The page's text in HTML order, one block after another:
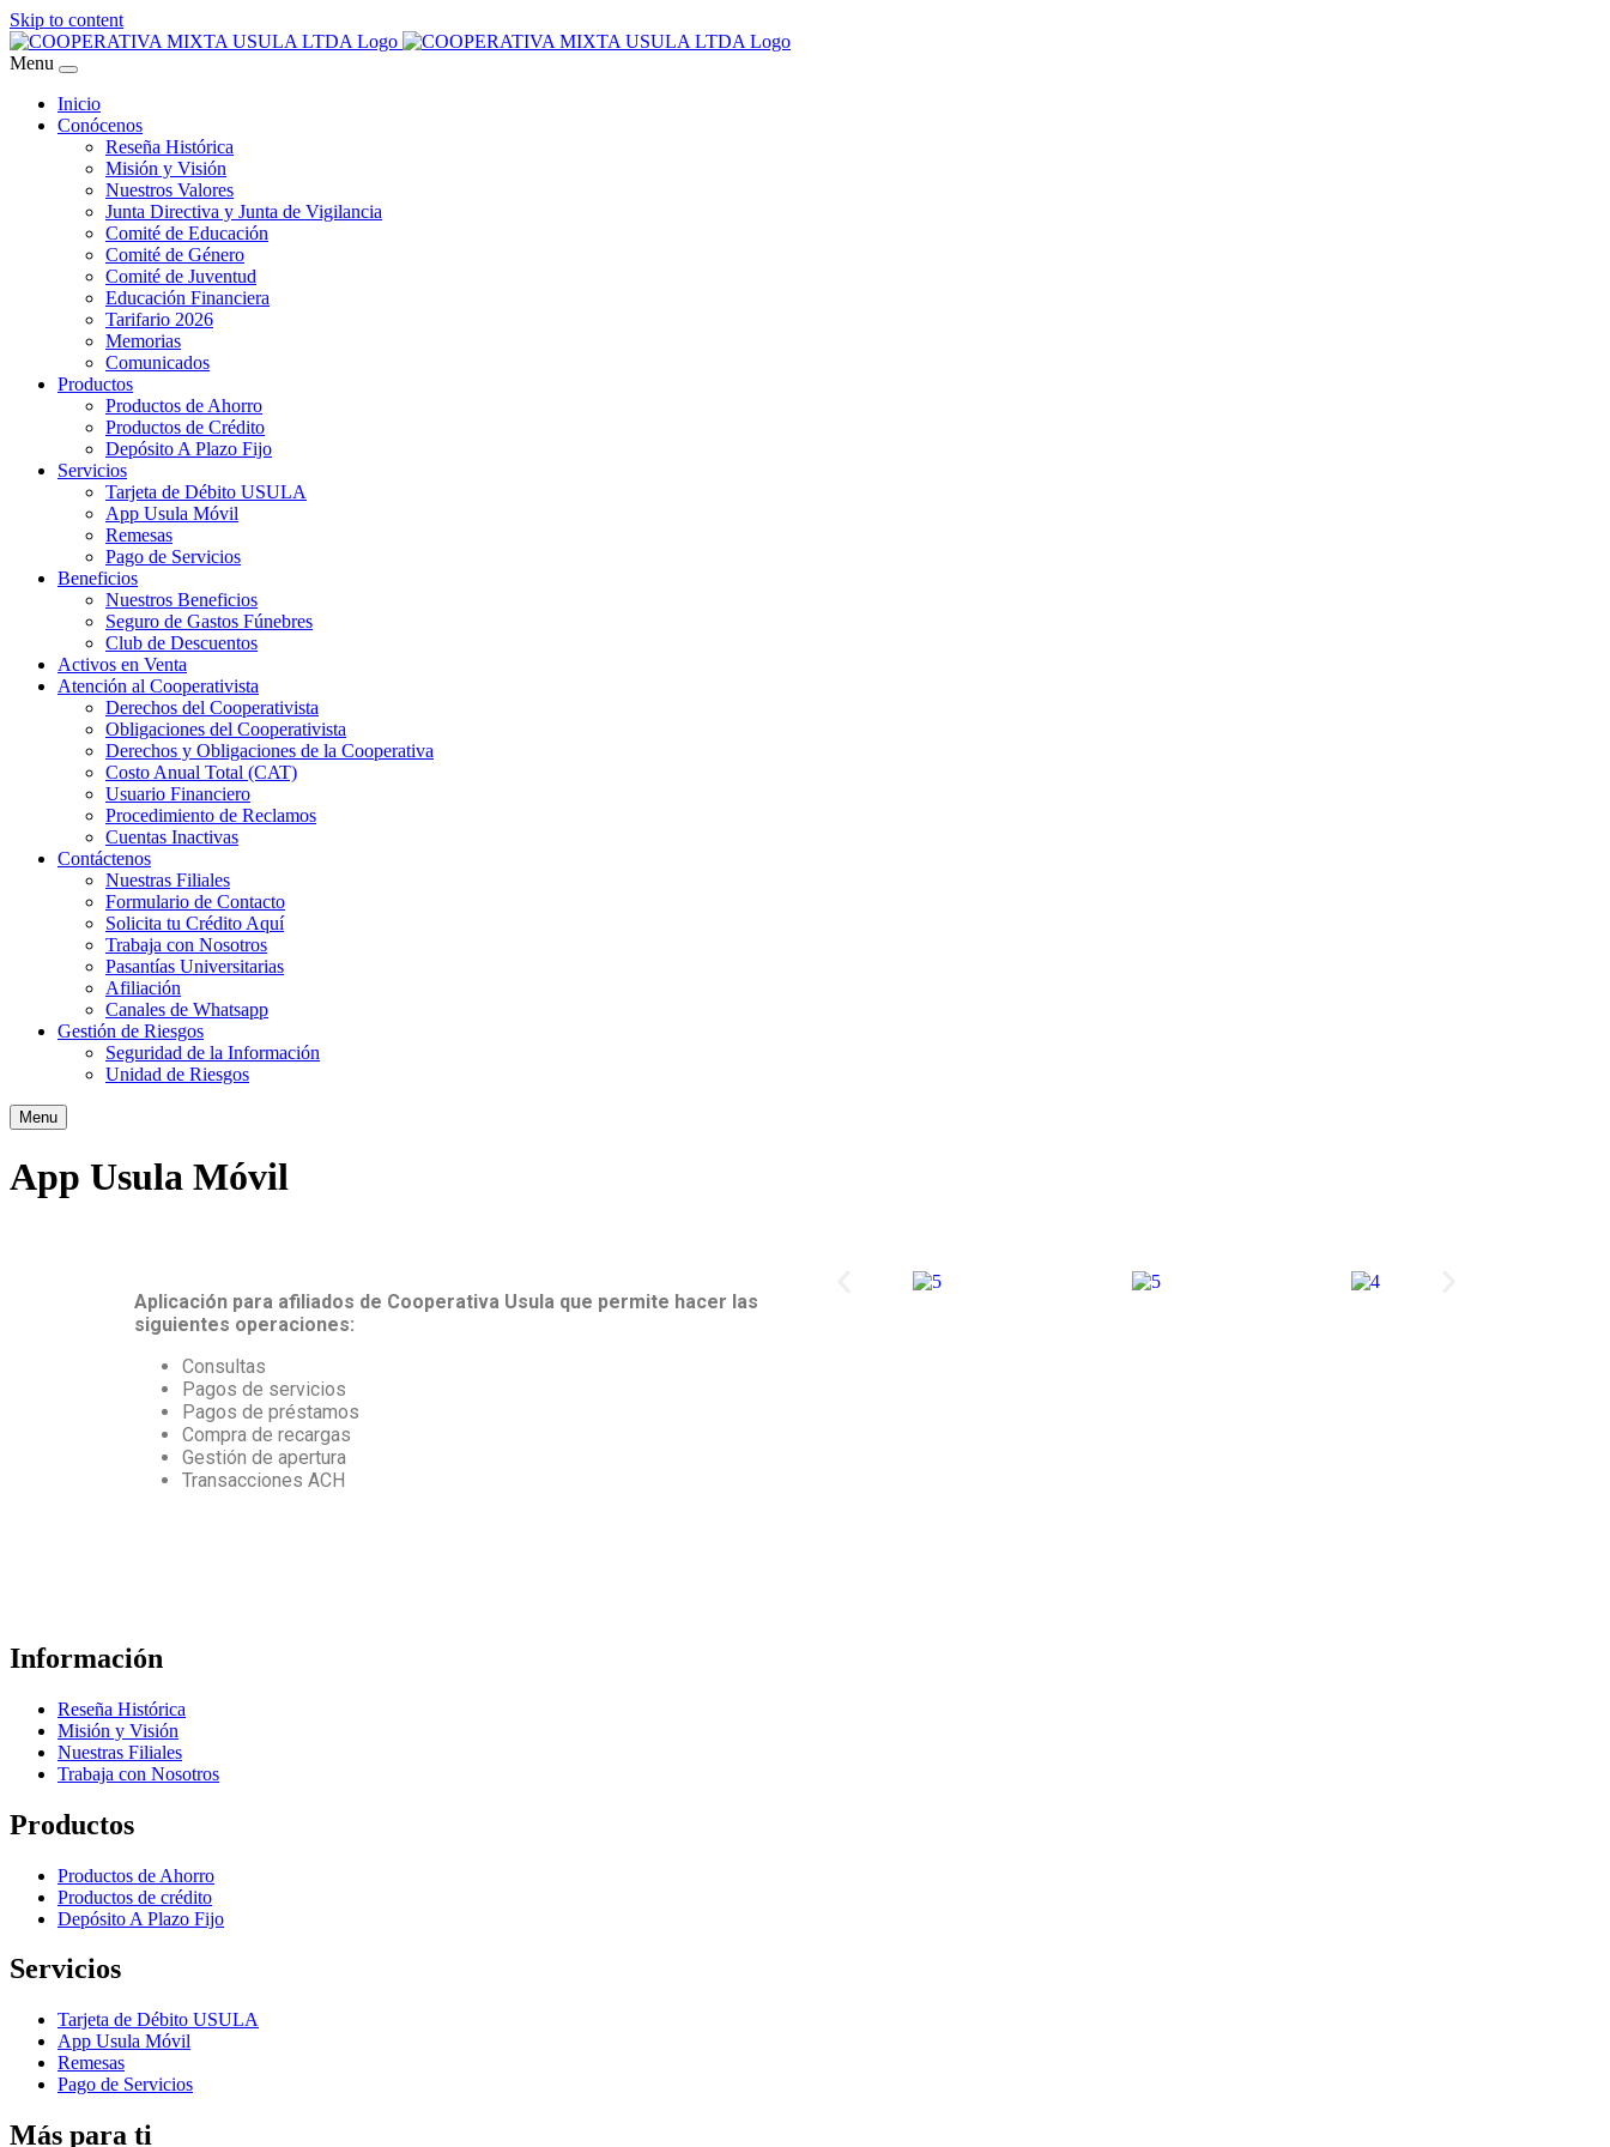
Skip to content
Menu
Inicio
Conócenos
Reseña Histórica
Misión y Visión
Nuestros Valores
Junta Directiva y Junta de Vigilancia
Comité de Educación
Comité de Género
Comité de Juventud
Educación Financiera
Tarifario 2026
Memorias
Comunicados
Productos
Productos de Ahorro
Productos de Crédito
Depósito A Plazo Fijo
Servicios
Tarjeta de Débito USULA
App Usula Móvil
Remesas
Pago de Servicios
Beneficios
Nuestros Beneficios
Seguro de Gastos Fúnebres
Club de Descuentos
Activos en Venta
Atención al Cooperativista
Derechos del Cooperativista
Obligaciones del Cooperativista
Derechos y Obligaciones de la Cooperativa
Costo Anual Total (CAT)
Usuario Financiero
Procedimiento de Reclamos
Cuentas Inactivas
Contáctenos
Nuestras Filiales
Formulario de Contacto
Solicita tu Crédito Aquí
Trabaja con Nosotros
Pasantías Universitarias
Afiliación
Canales de Whatsapp
Gestión de Riesgos
Seguridad de la Información
Unidad de Riesgos
Menu
App Usula Móvil
Aplicación para afiliados de Cooperativa Usula que permite hacer las
siguientes operaciones:
Consultas
Pagos de servicios
Pagos de préstamos
Compra de recargas
Gestión de apertura
Transacciones ACH
Información
Reseña Histórica
Misión y Visión
Nuestras Filiales
Trabaja con Nosotros
Productos
Productos de Ahorro
Productos de crédito
Depósito A Plazo Fijo
Servicios
Tarjeta de Débito USULA
App Usula Móvil
Remesas
Pago de Servicios
Más para ti